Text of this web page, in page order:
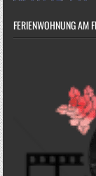
FERIENWOHNUNG AM